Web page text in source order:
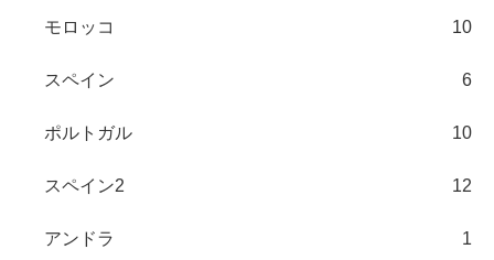
モロッコ 10
スペイン 6
ポルトガル 10
スペイン2 12
アンドラ 1